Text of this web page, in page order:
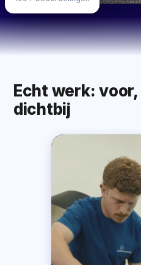
Echt werk: voor,
dichtbij